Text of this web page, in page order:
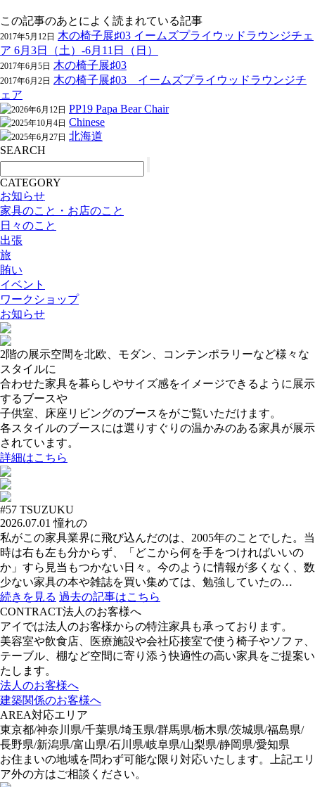
この記事のあとによく読まれている記事
2017年5月12日 木の椅子展♯03 イームズプライウッドラウンジチェ
ア 6月3日（土）-6月11日（日）
2017年6月5日 木の椅子展♯03
2017年6月2日 木の椅子展♯03 イームズプライウッドラウンジチ
ェア
2026年6月12日 PP19 Papa Bear Chair
2025年10月4日 Chinese
2025年6月27日 北海道
SEARCH
CATEGORY
お知らせ
家具のこと・お店のこと
日々のこと
出張
旅
賄い
イベント
ワークショップ
お知らせ
2階の展示空間を北欧、モダン、コンテンポラリーなど様々な
スタイルに
合わせた家具を暮らしやサイズ感をイメージできるように展示
するブースや
子供室、床座リビングのブースをがご覧いただけます。
各スタイルのブースには選りすぐりの温かみのある家具が展示
されています。
詳細はこちら
#57 TSUZUKU
2026.07.01 憧れの
私がこの家具業界に飛び込んだのは、2005年のことでした。当
時は右も左も分からず、「どこから何を手をつければいいの
か」すら見当もつかない日々。今のように情報が多くなく、数
少ない家具の本や雑誌を買い集めては、勉強していたの…
続きを見る 過去の記事はこちら
CONTRACT法人のお客様へ
アイでは法人のお客様からの特注家具も承っております。
美容室や飲食店、医療施設や会社応接室で使う椅子やソファ、
テーブル、棚など空間に寄り添う快適性の高い家具をご提案い
たします。
法人のお客様へ
建築関係のお客様へ
AREA対応エリア
東京都/神奈川県/千葉県/埼玉県/群馬県/栃木県/茨城県/福島県/
長野県/新潟県/富山県/石川県/岐阜県/山梨県/静岡県/愛知県
お住まいの地域を問わず可能な限り対応いたします。上記エリ
ア外の方はご相談ください。